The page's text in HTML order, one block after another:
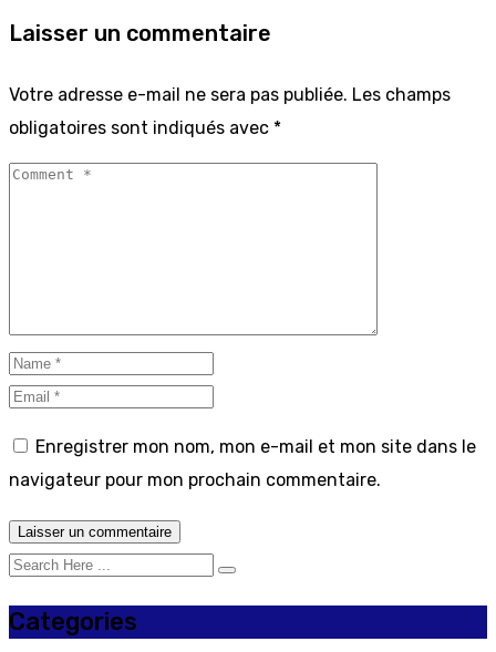
Laisser un commentaire
Votre adresse e-mail ne sera pas publiée. Les champs
obligatoires sont indiqués avec *
Enregistrer mon nom, mon e-mail et mon site dans le
navigateur pour mon prochain commentaire.
Categories